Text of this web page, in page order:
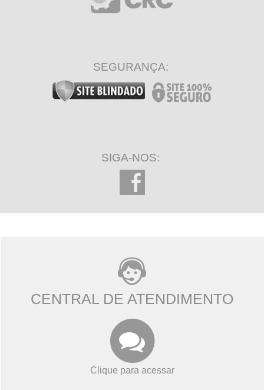
SEGURANÇA:
SIGA-NOS:
CENTRAL DE ATENDIMENTO
Clique para acessar